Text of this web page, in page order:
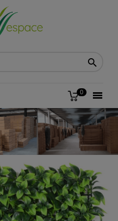


0